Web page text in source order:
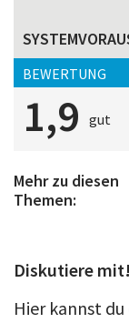
BEWERTUNG
1,9 gut
Mehr zu diesen
Themen:
Diskutiere mit!
Hier kannst